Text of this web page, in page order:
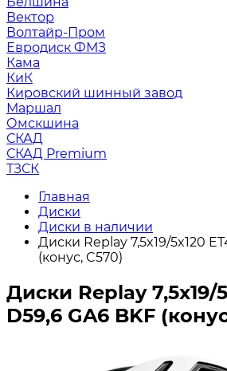
Вектор
Волтайр-Пром
Евродиск ФМЗ
Кама
КиК
Кировский шинный завод
Маршал
Омскшина
СКАД
СКАД Premium
ТЗСК
Главная
Диски
Диски в наличии
Диски Replay 7,5x19/5x120
(конус, C570)
Диски Replay 7,5x19/
D59,6 GA6 BKF